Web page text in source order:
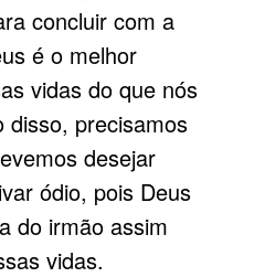
concluir com a
é o melhor
vidas do que nós
disso, precisamos
desejar
ódio, pois Deus
do irmão assim
vidas.